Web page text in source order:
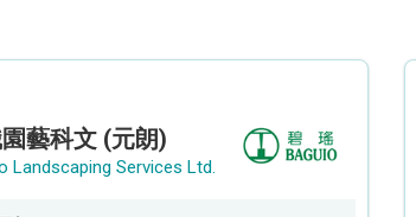
藝科文 (元朗)
Landscaping Services Ltd.